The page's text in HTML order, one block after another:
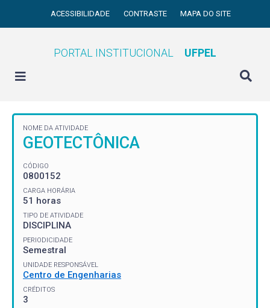
ACESSIBILIDADE CONTRASTE MAPA DO SITE
PORTAL INSTITUCIONAL UFPEL
NOME DA ATIVIDADE
GEOTECTÔNICA
CÓDIGO
0800152
CARGA HORÁRIA
51 horas
TIPO DE ATIVIDADE
DISCIPLINA
PERIODICIDADE
Semestral
UNIDADE RESPONSÁVEL
Centro de Engenharias
CRÉDITOS
3